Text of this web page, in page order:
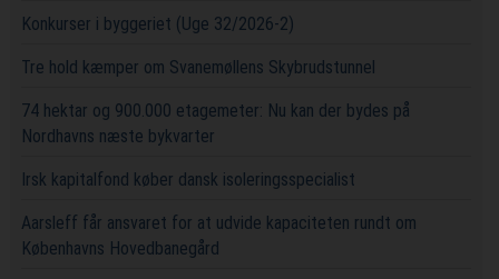
Konkurser i byggeriet (Uge 32/2026-2)
Tre hold kæmper om Svanemøllens Skybrudstunnel
74 hektar og 900.000 etagemeter: Nu kan der bydes på
Nordhavns næste bykvarter
Irsk kapitalfond køber dansk isoleringsspecialist
Aarsleff får ansvaret for at udvide kapaciteten rundt om
Københavns Hovedbanegård